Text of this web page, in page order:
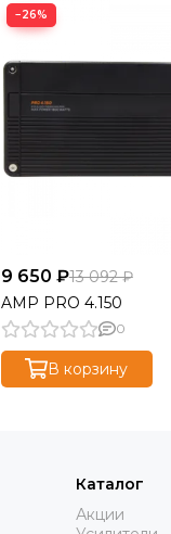
−26%
9 650 ₽13 092 ₽
AMP PRO 4.150
0
В корзину
Каталог
Акции